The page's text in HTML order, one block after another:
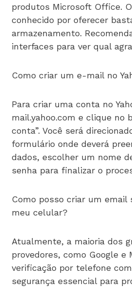
produtos Microsoft Office. O
conhecido por oferecer
armazenamento.
interfaces para ver qual
Como criar um e-mail no
Para criar uma conta no
mail.yahoo.com e clique no
conta”. Você será
formulário onde deverá
dados, escolher um nome
senha para finalizar o
Como posso criar um email
meu celular?
Atualmente, a maioria dos
provedores, como Google e
verificação por telefone
segurança essencial para